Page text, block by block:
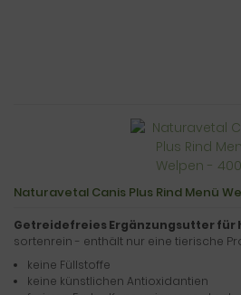
Naturavetal Canis Plus Rind Menü
Getreidefreies Ergänzungsutter für
sortenrein - enthält nur eine tierische
keine Füllstoffe
keine künstlichen Antioxidantien